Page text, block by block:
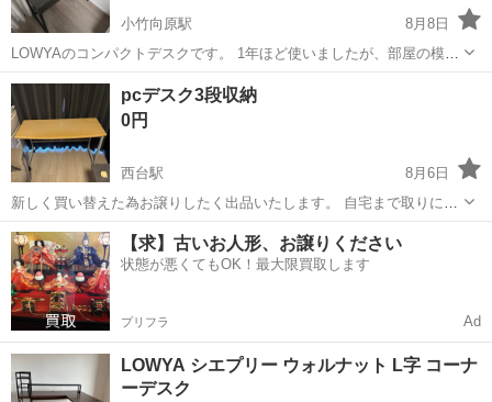
小竹向原駅
8月8日
LOWYAのコンパクトデスクです。 1年ほど使いましたが、部屋の模様
替えに伴い不要となったため引き取り手を探しております。 大きなキ
ズなどはありませんが、5枚目の写真のような小さなキズなどはござい
ますので、若干の使用感はご...
東京 板橋区 小竹向原駅 テーブル
pcデスク3段収納
0円
西台駅
8月6日
新しく買い替えた為お譲りしたく出品いたします。 自宅まで取りに来
ていただける方でお願いいたします🙇‍♀️ また、長年の使用により汚れや
傷がございます。 通常の使用には問題ございません。ご了承下さい。
PCデスク 横108c...
東京 板橋区 西台駅 テーブル
【求】古いお人形、お譲りください
状態が悪くてもOK！最大限買取します
プリフラ Ad
LOWYA シエプリー ウォルナット L字 コーナ
ーデスク